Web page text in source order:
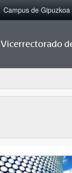
Campus de Gipuzkoa
Vicerrectorado